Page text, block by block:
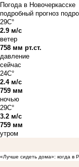
Погода в Новочеркасске
подробный прогноз
29C°
2.9 м/с
ветер
758 мм рт.ст.
давление
сейчас
24C°
2.4 м/с
759 мм
ночью
29C°
3.2 м/с
759 мм
утром
«Лучше сидеть дома»: когда в